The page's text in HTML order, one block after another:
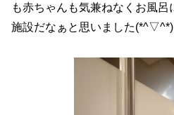
も赤ちゃんも気兼ねなくお風
施設だなぁと思いました(*^▽^*)